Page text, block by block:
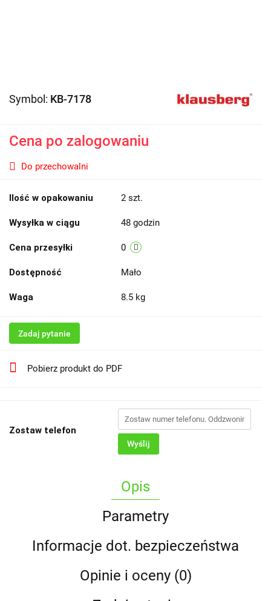
Symbol: KB-7178
Cena po zalogowaniu
Do przechowalni
Ilość w opakowaniu 2 szt.
Wysyłka w ciągu 48 godzin
Cena przesyłki 0
Dostępność Mało
Waga 8.5 kg
Zadaj pytanie
Pobierz produkt do PDF
Zostaw telefon
Wyślij
Opis
Parametry
Informacje dot. bezpieczeństwa
Opinie i oceny (0)